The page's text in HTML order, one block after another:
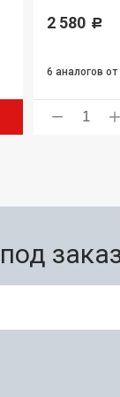
2 580 Р
6 аналогов от